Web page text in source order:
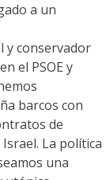
a un
y conservador
el PSOE y
barcos con
de
La política
una